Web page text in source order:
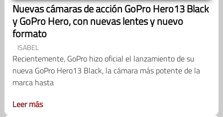
Nuevas cámaras de acción GoPro Hero13 Black
y GoPro Hero, con nuevas lentes y nuevo
formato
ISABEL
Recientemente, GoPro hizo oficial el lanzamiento de su
nueva GoPro Hero13 Black, la cámara más potente de la
marca hasta
Leer más